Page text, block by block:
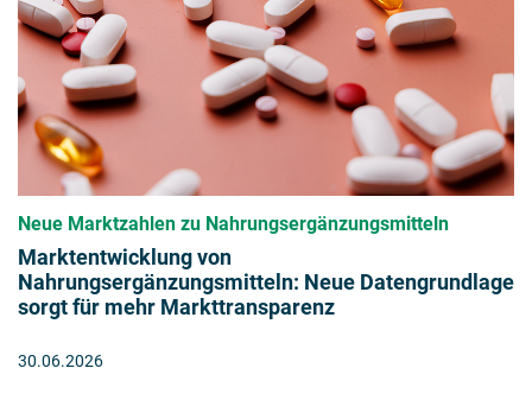
Neue Marktzahlen zu Nahrungsergänzungsmitteln
Marktentwicklung von
Nahrungsergänzungsmitteln: Neue Datengrundlage
sorgt für mehr Markttransparenz
30.06.2026